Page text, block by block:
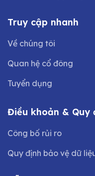
Truy cập nhanh
Về chúng tôi
Quan hệ cổ đông
Tuyển dụng
Điều khoản & Quy
Công bố rủi ro
Quy định bảo vệ dữ